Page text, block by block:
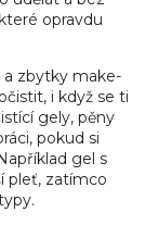
opravdu
zbytky make-
i když se ti
gely, pěny
pokud si
gel s
pleť, zatímco